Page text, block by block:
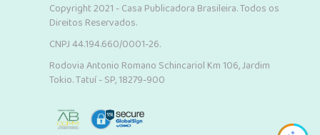
Copyright 2021 - Casa Publicadora Brasileira. Todos os
Direitos Reservados.
CNPJ 44.194.660/0001-26.
Rodovia Antonio Romano Schincariol Km 106, Jardim
Tokio. Tatuí - SP, 18279-900